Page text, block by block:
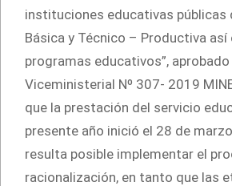
instituciones educativas públicas
Básica y Técnico – Productiva así
programas educativos”,
Viceministerial Nº 307- 2019
que la prestación del servicio
presente año inició el 28 de
resulta posible implementar el
racionalización, en tanto que las